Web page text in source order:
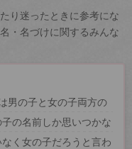
り迷ったときに参考にな
・名づけに関するみんな
男の子と女の子両方の
の名前しか思いつかな
く女の子だろうと言わ